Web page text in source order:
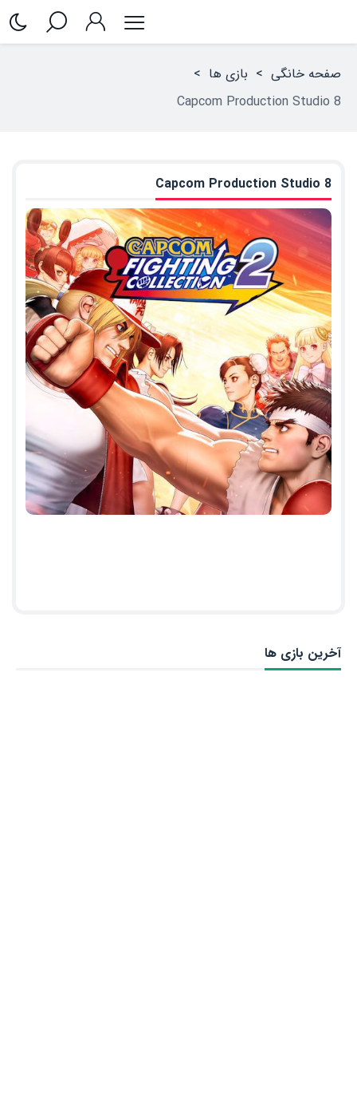
صفحه خانگی > بازی ها >
Capcom Production Studio 8
Capcom Production Studio 8
آخرین بازی ها